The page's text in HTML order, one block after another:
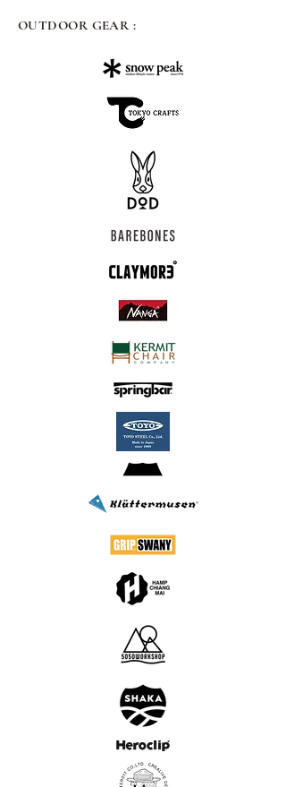
OUTDOOR GEAR :